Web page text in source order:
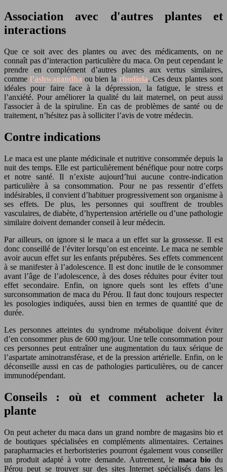
Association avec d'autres plantes et
interactions
Que ce soit avec des plantes ou avec des médicaments, on ne
connaît pas d’interaction particulière du maca. On peut cependant le
prendre en complément d’autres plantes aux vertus similaires,
comme l’ashwagandha ou bien la rhodiola. Ces deux plantes sont
idéales pour faire face à la dépression, la fatigue, le stress et
l’anxiété. Pour améliorer la qualité du lait maternel, on peut aussi
l'associer à de la spiruline. En cas de problèmes de santé ou de
traitement, n’hésitez pas à solliciter l’avis de votre médecin.
Contre indications
Le maca est une plante médicinale et nutritive consommée depuis la
nuit des temps. Elle est particulièrement bénéfique pour notre corps
et notre santé. Il n’existe aujourd’hui aucune contre-indication
particulière à sa consommation. Pour ne pas ressentir d’effets
indésirables, il convient d’habituer progressivement son organisme à
ses effets. De plus, les personnes qui souffrent de troubles
vasculaires, de diabète, d’hypertension artérielle ou d’une pathologie
similaire doivent demander conseil à leur médecin.
Par ailleurs, on ignore si le maca a un effet sur la grossesse. Il est
donc conseillé de l’éviter lorsqu’on est enceinte. Le maca ne semble
avoir aucun effet sur les enfants prépubères. Ses effets commencent
à se manifester à l’adolescence. Il est donc inutile de le consommer
avant l’âge de l’adolescence, à des doses réduites pour éviter tout
effet secondaire. Enfin, on ignore quels sont les effets d’une
surconsommation de maca du Pérou. Il faut donc toujours respecter
les posologies indiquées, aussi bien en termes de quantité que de
durée.
Les personnes atteintes du syndrome métabolique doivent éviter
d’en consommer plus de 600 mg/jour. Une telle consommation pour
ces personnes peut entraîner une augmentation du taux sérique de
l’aspartate aminotransférase, et de la pression artérielle. Enfin, on le
déconseille aussi en cas de pathologies particulières, ou de cancer
immunodépendant.
Conseils : où et comment acheter la
plante
On peut acheter du maca dans un grand nombre de magasins bio et
de boutiques spécialisées en compléments alimentaires. Certaines
parapharmacies et herboristeries pourront également vous conseiller
un produit adapté à votre demande. Autrement, le maca bio du
Pérou peut se trouver sur des sites Internet spécialisés dans les